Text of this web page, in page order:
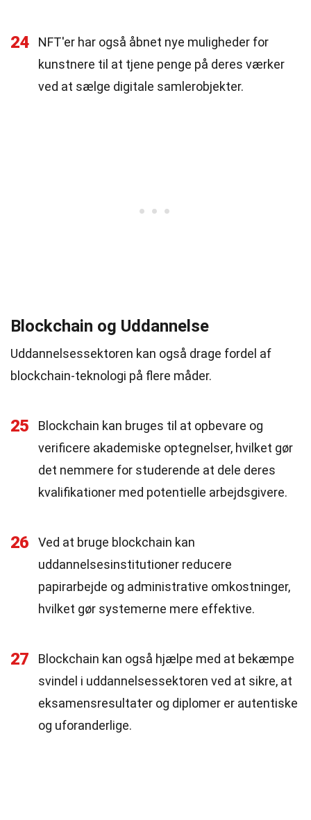
24
NFT'er har også åbnet nye muligheder for
kunstnere til at tjene penge på deres værker
ved at sælge digitale samlerobjekter.
Blockchain og Uddannelse
Uddannelsessektoren kan også drage fordel af
blockchain-teknologi på flere måder.
25
Blockchain kan bruges til at opbevare og
verificere akademiske optegnelser, hvilket gør
det nemmere for studerende at dele deres
kvalifikationer med potentielle arbejdsgivere.
26
Ved at bruge blockchain kan
uddannelsesinstitutioner reducere
papirarbejde og administrative omkostninger,
hvilket gør systemerne mere effektive.
27
Blockchain kan også hjælpe med at bekæmpe
svindel i uddannelsessektoren ved at sikre, at
eksamensresultater og diplomer er autentiske
og uforanderlige.